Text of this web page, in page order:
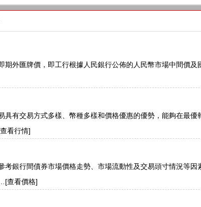
外匯牌價，即工行根據人民銀行公佈的人民幣市場中間價及
有交易方式多樣、幣種多樣和價格優惠的優勢，能夠在最優
看行情]
銀行間債券市場價格走勢、市場流動性及交易頭寸情況等因
[查看價格]